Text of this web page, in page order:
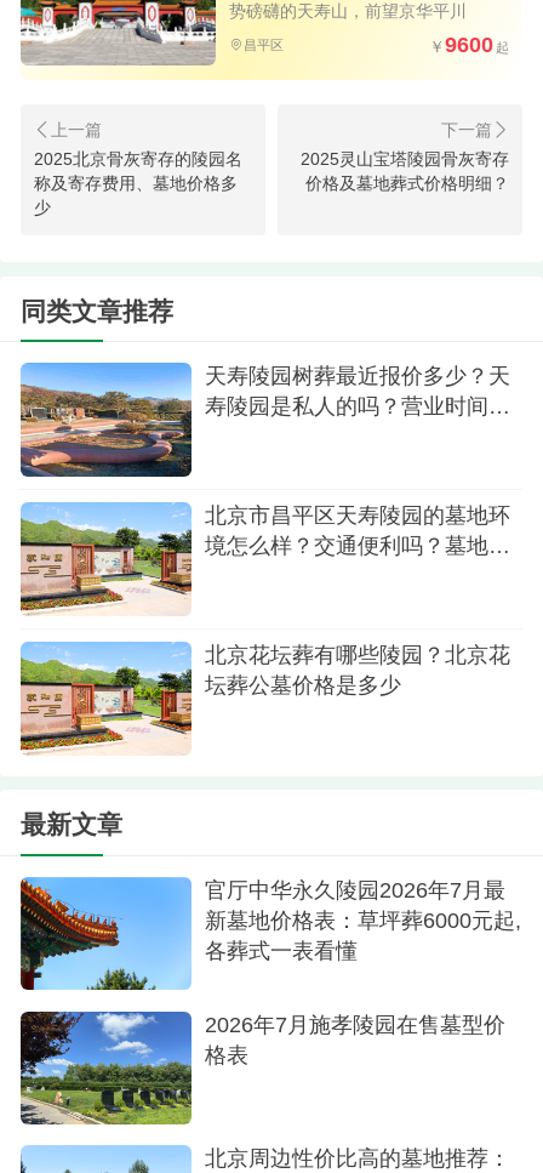
生态树葬0.9~1万元
壁葬4~5万元
花坛葬约6万元
卧碑约11万元
情，这个陵园各方面还是很不错，能为亲人在这选
一块墓地也是很好的。
势磅礴的天寿山，前望京华平川
昌平区 9600
2025北京骨灰寄存的陵园名
称及寄存费用、墓地价格多
少
2025灵山宝塔陵园骨灰寄存
价格及墓地葬式价格明细？
同类文章推荐
天寿陵园树葬最近报价多少？天
寿陵园是私人的吗？营业时间多
北京市昌平区天寿陵园的墓地环
境怎么样？交通便利吗？墓地价
北京花坛葬有哪些陵园？北京花
坛葬公墓价格是多少
最新文章
官厅中华永久陵园2026年7月最
新墓地价格表：草坪葬6000元起,
各葬式一表看懂
2026年7月施孝陵园在售墓型价
格表
北京周边性价比高的墓地推荐：